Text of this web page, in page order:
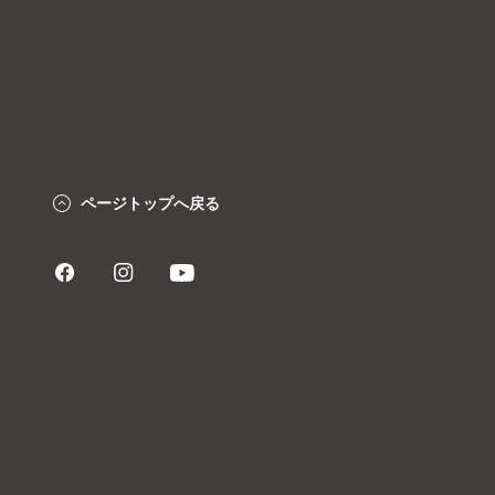
ページトップへ戻る